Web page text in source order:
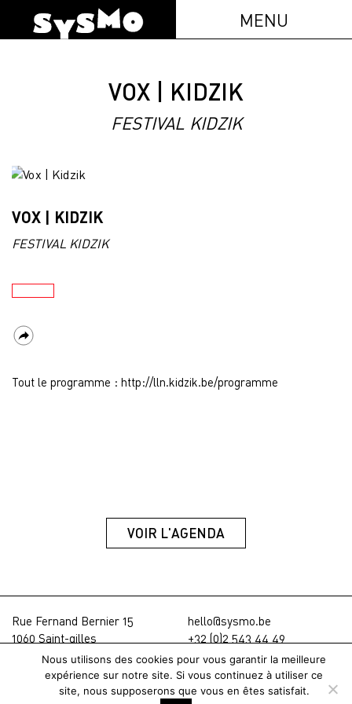
MENU
VOX | KIDZIK
FESTIVAL KIDZIK
VOX | KIDZIK
FESTIVAL KIDZIK
Tout le programme : http://lln.kidzik.be/programme
VOIR L'AGENDA
Rue Fernand Bernier 15
1060 Saint-gilles
hello@sysmo.be
+32 (0)2 543 44 49
Aide & FAQ
Termes & Conditions
© SYSMO 2026
Conception vlevle &André
Nous utilisons des cookies pour vous garantir la meilleure
expérience sur notre site. Si vous continuez à utiliser ce
site, nous supposerons que vous en êtes satisfait.